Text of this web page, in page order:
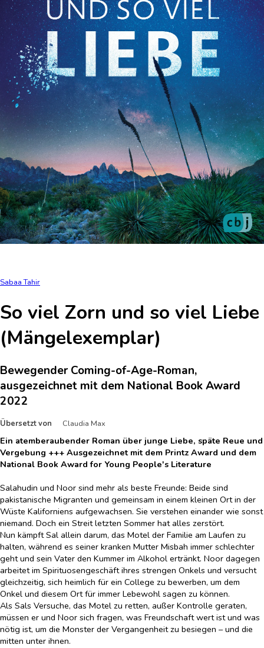
Sabaa Tahir
So viel Zorn und so viel Liebe
(Mängelexemplar)
Bewegender Coming-of-Age-Roman,
ausgezeichnet mit dem National Book Award
2022
Übersetzt von Claudia Max
Ein atemberaubender Roman über junge Liebe, späte Reue und
Vergebung +++ Ausgezeichnet mit dem Printz Award und dem
National Book Award for Young People's Literature
Salahudin und Noor sind mehr als beste Freunde: Beide sind
pakistanische Migranten und gemeinsam in einem kleinen Ort in der
Wüste Kaliforniens aufgewachsen. Sie verstehen einander wie sonst
niemand. Doch ein Streit letzten Sommer hat alles zerstört.
Nun kämpft Sal allein darum, das Motel der Familie am Laufen zu
halten, während es seiner kranken Mutter Misbah immer schlechter
geht und sein Vater den Kummer im Alkohol ertränkt. Noor dagegen
arbeitet im Spirituosengeschäft ihres strengen Onkels und versucht
gleichzeitig, sich heimlich für ein College zu bewerben, um dem
Onkel und diesem Ort für immer Lebewohl sagen zu können.
Als Sals Versuche, das Motel zu retten, außer Kontrolle geraten,
müssen er und Noor sich fragen, was Freundschaft wert ist und was
nötig ist, um die Monster der Vergangenheit zu besiegen – und die
mitten unter ihnen.